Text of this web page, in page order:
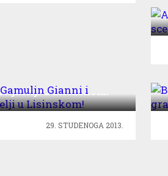
prijatelji u Lisinskom!
29. STUDENOGA 2013.